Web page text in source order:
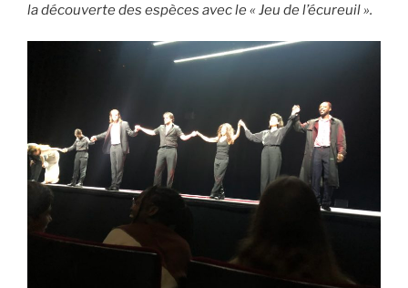
la découverte des espèces avec le « Jeu de l’écureuil ».